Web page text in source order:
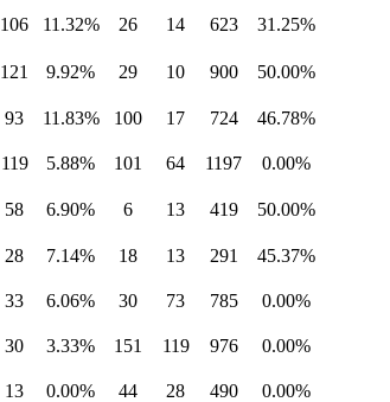
106 11.32% 26 14 623 31.25%
121 9.92% 29 10 900 50.00%
93 11.83% 100 17 724 46.78%
119 5.88% 101 64 1197 0.00%
58 6.90% 6 13 419 50.00%
28 7.14% 18 13 291 45.37%
33 6.06% 30 73 785 0.00%
30 3.33% 151 119 976 0.00%
13 0.00% 44 28 490 0.00%